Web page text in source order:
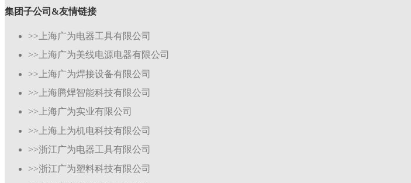
集团子公司&友情链接
>>上海广为电器工具有限公司
>>上海广为美线电源电器有限公司
>>上海广为焊接设备有限公司
>>上海腾焊智能科技有限公司
>>上海广为实业有限公司
>>上海上为机电科技有限公司
>>浙江广为电器工具有限公司
>>浙江广为塑料科技有限公司